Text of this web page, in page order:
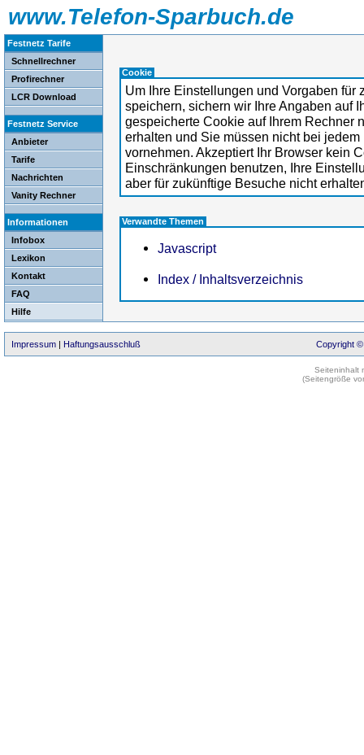
www.Telefon-Sparbuch.de
Festnetz Tarife
Schnellrechner
Profirechner
LCR Download
Festnetz Service
Anbieter
Tarife
Nachrichten
Vanity Rechner
Informationen
Infobox
Lexikon
Kontakt
FAQ
Hilfe
Cookie
Um Ihre Einstellungen und Vorgaben für
speichern, sichern wir Ihre Angaben auf
gespeicherte Cookie auf Ihrem Rechner
erhalten und Sie müssen nicht bei
vornehmen. Akzeptiert Ihr Browser kein
Einschränkungen benutzen, Ihre
aber für zukünftige Besuche nicht
Verwandte Themen
Javascript
Index / Inhaltsverzeichnis
Impressum | Haftungsausschluß Copyright ©
Seiteninhalt
(Seitengröße